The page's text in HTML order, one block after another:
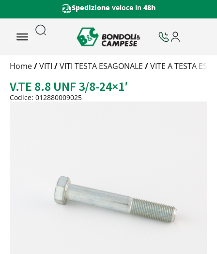
Spedizione veloce in 48h
Trattamento
Peso
Quantità
Home/VITI /VITI TESTA ESAGONALE /VITE A TESTA
V.TE 8.8 UNF 3/8-24×1′
Codice: 012880009025